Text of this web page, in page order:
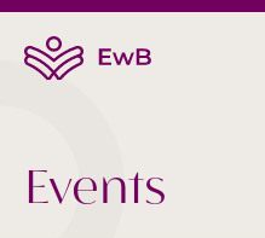
Events